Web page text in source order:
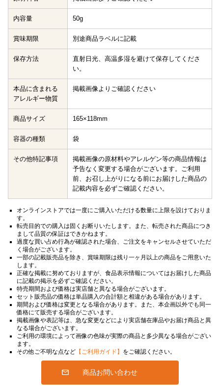
内容量 50g
賞味期限 別途商品ラベルに記載
保存方法
直射日光、高温多湿を避けて保存してくださ
い。
本品に含まれる
アレルギー物質
掲載画像よりご確認ください
商品サイズ 165×118mm
容器の種類 袋
その他特記事項
掲載画像の原材料やアレルゲン等の商品情報は
予告なく変更する場合がございます。ご利用
前、お召し上がりになる前にお届けした商品の
記載内容を必ずご確認ください。
オンラインストアでは一度にご購入いただける数量に上限を設けておりま
す。
転売目的での購入は固くお断りいたします。また、転売された商品につき
まして品質の保証はできかねます。
過度な買い占め行為が確認された場合、ご注文をキャンセルさせていただ
く場合がございます。
一部の記載販売品を除き、賞味期限は残り一ヶ月以上の商品をご用意いた
します。
正確な掲載に努めておりますが、食品表示情報についてはお届けした商品
に記載の掲示を必ずご確認ください。
特売期間および価格は実店舗と異なる場合がございます。
セット販売品の価格は単品購入の合計額と相違がある場合があります。
期間および価格は変更となる場合があります。また、本企画以外でも同一
価格にて販売する場合がございます。
掲載画像や表記等は、急な変更などにより実店舗在庫品やお届け商品と異
なる場合がございます。
ご利用の環境によって画像の色味が実際の商品と多少異なる場合がござい
ます。
その他ご不明な点など 【ご利用ガイド】 をご確認ください。
商品お問い合わせ